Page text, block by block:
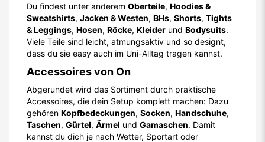
Du findest unter anderem Oberteile, Hoodies &
Sweatshirts, Jacken & Westen, BHs, Shorts, Tights
& Leggings, Hosen, Röcke, Kleider und Bodysuits.
Viele Teile sind leicht, atmungsaktiv und so designt,
dass du sie easy auch im Uni-Alltag tragen kannst.
Accessoires von On
Abgerundet wird das Sortiment durch praktische
Accessoires, die dein Setup komplett machen: Dazu
gehören Kopfbedeckungen, Socken, Handschuhe,
Taschen, Gürtel, Ärmel und Gamaschen. Damit
kannst du dich je nach Wetter, Sportart oder